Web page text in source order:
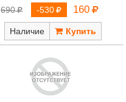
690 -530 160
Наличие